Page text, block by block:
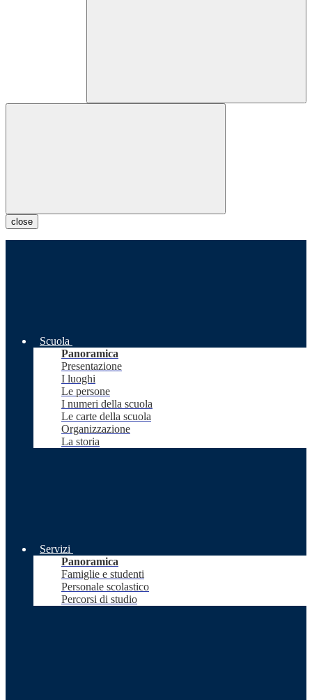
close
Scuola
Panoramica
Presentazione
I luoghi
Le persone
I numeri della scuola
Le carte della scuola
Organizzazione
La storia
Servizi
Panoramica
Famiglie e studenti
Personale scolastico
Percorsi di studio